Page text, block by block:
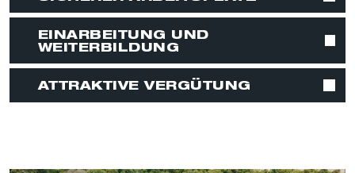
EINARBEITUNG UND
WEITERBILDUNG
ATTRAKTIVE VERGÜTUNG